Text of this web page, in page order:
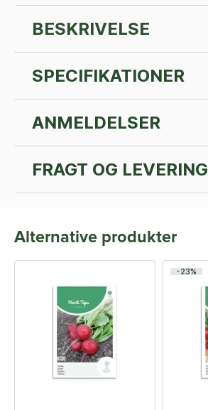
BESKRIVELSE
SPECIFIKATIONER
ANMELDELSER
FRAGT OG LEVERING
Alternative produkter
-23%